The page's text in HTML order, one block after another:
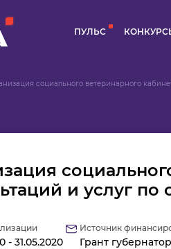
ПУЛЬС
социального ветеринарного
и услуг
- 31.05.2020
Источник
Грант